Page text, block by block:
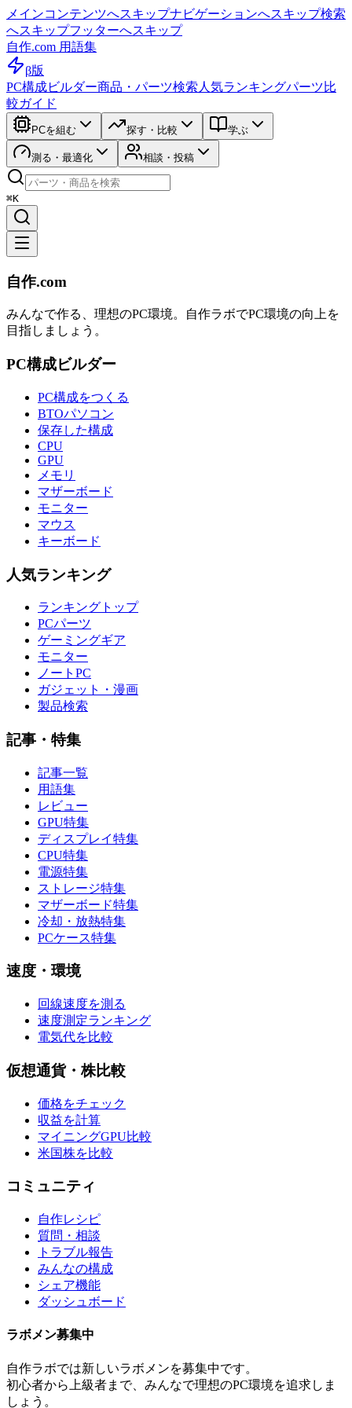
メインコンテンツへスキップナビゲーションへスキップ検索
へスキップフッターへスキップ
自作.com 用語集
β版
PC構成ビルダー商品・パーツ検索 人気ランキングパーツ比
較ガイド
PCを組む 探す・比較 学ぶ
測る・最適化 相談・投稿
⌘K
自作.com
みんなで作る、理想のPC環境。 自作ラボでPC環境の向上を
目指しましょう。
PC構成ビルダー
PC構成をつくる
BTOパソコン
保存した構成
CPU
GPU
メモリ
マザーボード
モニター
マウス
キーボード
人気ランキング
ランキングトップ
PCパーツ
ゲーミングギア
モニター
ノートPC
ガジェット・漫画
製品検索
記事・特集
記事一覧
用語集
レビュー
GPU特集
ディスプレイ特集
CPU特集
電源特集
ストレージ特集
マザーボード特集
冷却・放熱特集
PCケース特集
速度・環境
回線速度を測る
速度測定ランキング
電気代を比較
仮想通貨・株比較
価格をチェック
収益を計算
マイニングGPU比較
米国株を比較
コミュニティ
自作レシピ
質問・相談
トラブル報告
みんなの構成
シェア機能
ダッシュボード
ラボメン募集中
自作ラボでは新しいラボメンを募集中です。
初心者から上級者まで、みんなで理想のPC環境を追求しま
しょう。